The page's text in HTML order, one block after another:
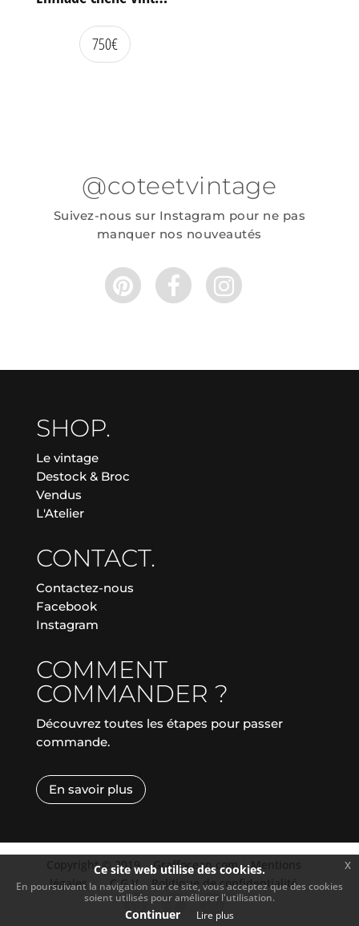
750€
@coteetvintage
Suivez-nous sur Instagram pour ne pas
manquer nos nouveautés
SHOP.
Le vintage
Destock & Broc
Vendus
L'Atelier
CONTACT.
Contactez-nous
Facebook
Instagram
COMMENT
COMMANDER ?
Découvrez toutes les étapes pour passer
commande.
En savoir plus
Copyright © 2019| Graffocean.com | Mentions
légales | | C.G.V. |Politique de confidentialité
Ce site web utilise des cookies.
En poursuivant la navigation sur ce site, vous acceptez que des cookies
soient utilisés pour améliorer l'utilisation.
Continuer Lire plus
x